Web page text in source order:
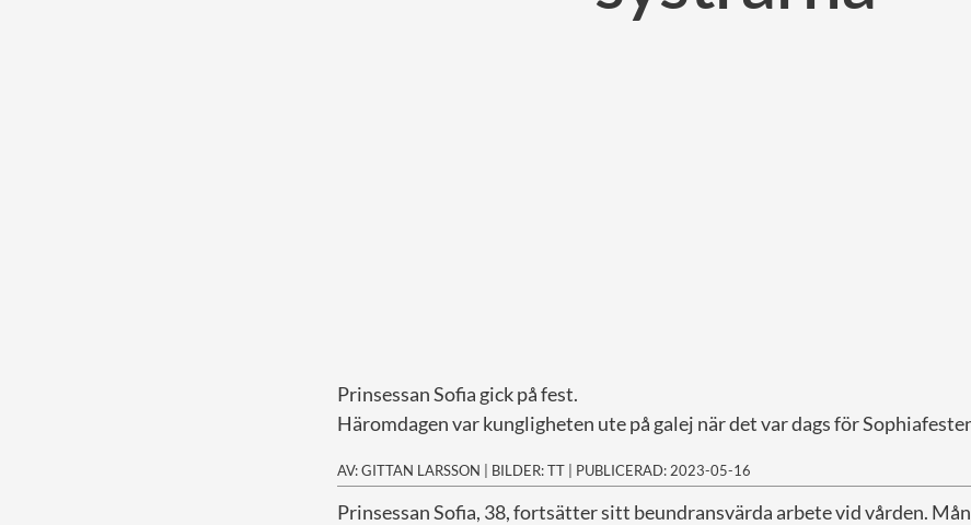
Prinsessan Sofia gick på fest.
Häromdagen var kungligheten ute på galej när det var dags för
AV: GITTAN LARSSON | BILDER: TT | PUBLICERAD: 2023-05-16
Prinsessan Sofia, 38, fortsätter sitt beundransvärda arbete vid vården.